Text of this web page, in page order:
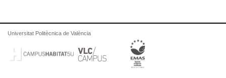
Universitat Politècnica de València